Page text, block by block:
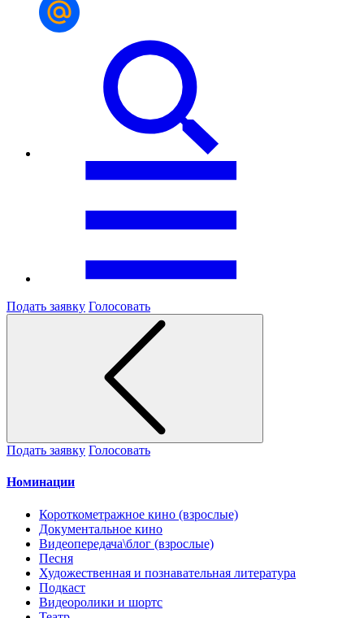
Подать заявку Голосовать
Подать заявку Голосовать
Номинации
Короткометражное кино (взрослые)
Документальное кино
Видеопередача\блог (взрослые)
Песня
Художественная и познавательная литература
Подкаст
Видеоролики и шортс